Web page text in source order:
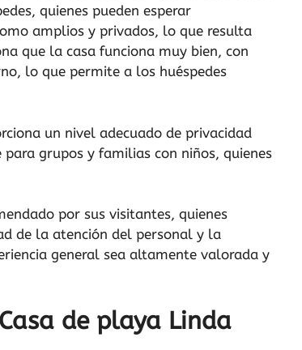
quienes pueden esperar
amplios y privados, lo que resulta
que la casa funciona muy bien, con
lo que permite a los huéspedes
un nivel adecuado de privacidad
grupos y familias con niños, quienes
por sus visitantes, quienes
de la atención del personal y la
general sea altamente valorada y
de playa Linda